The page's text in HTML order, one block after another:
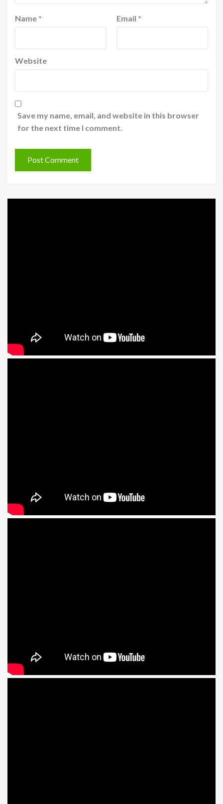
Name * Email *
Website
Save my name, email, and website in this browser
for the next time I comment.